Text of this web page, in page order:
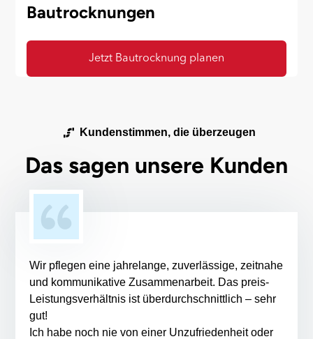
Bautrocknungen
Jetzt Bautrocknung planen
Kundenstimmen, die überzeugen
Das sagen unsere Kunden
Wir pflegen eine jahrelange, zuverlässige, zeitnahe
und kommunikative Zusammenarbeit. Das preis-
Leistungsverhältnis ist überdurchschnittlich – sehr
gut!
Ich habe noch nie von einer Unzufriedenheit oder